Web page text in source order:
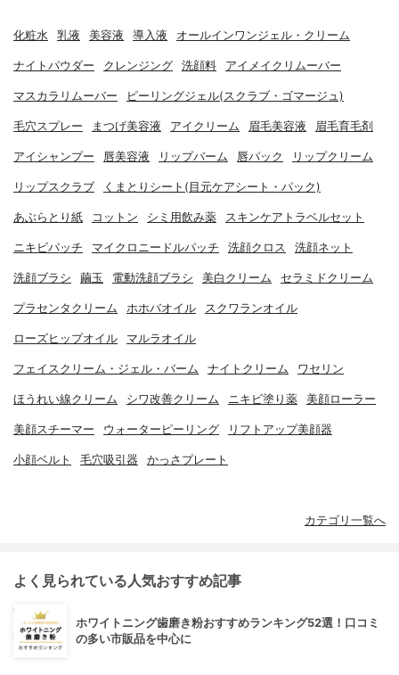
化粧水 乳液 美容液 導入液 オールインワンジェル・クリーム
ナイトパウダー クレンジング 洗顔料 アイメイクリムーバー
マスカラリムーバー ピーリングジェル(スクラブ・ゴマージュ)
毛穴スプレー まつげ美容液 アイクリーム 眉毛美容液 眉毛育毛剤
アイシャンプー 唇美容液 リップバーム 唇パック リップクリーム
リップスクラブ くまとりシート(目元ケアシート・パック)
あぶらとり紙 コットン シミ用飲み薬 スキンケアトラベルセット
ニキビパッチ マイクロニードルパッチ 洗顔クロス 洗顔ネット
洗顔ブラシ 繭玉 電動洗顔ブラシ 美白クリーム セラミドクリーム
プラセンタクリーム ホホバオイル スクワランオイル
ローズヒップオイル マルラオイル
フェイスクリーム・ジェル・バーム ナイトクリーム ワセリン
ほうれい線クリーム シワ改善クリーム ニキビ塗り薬 美顔ローラー
美顔スチーマー ウォーターピーリング リフトアップ美顔器
小顔ベルト 毛穴吸引器 かっさプレート
カテゴリ一覧へ
よく見られている人気おすすめ記事
ホワイトニング歯磨き粉おすすめランキング52選！口コミ
の多い市販品を中心に